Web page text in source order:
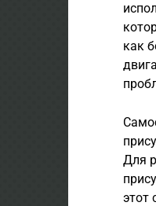
как
Для
этот